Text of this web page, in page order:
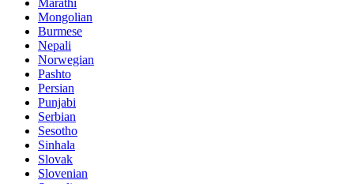
Marathi
Mongolian
Burmese
Nepali
Norwegian
Pashto
Persian
Punjabi
Serbian
Sesotho
Sinhala
Slovak
Slovenian